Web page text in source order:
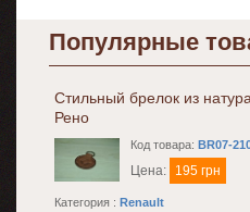
Популярные
Стильный брелок из
Рено
Код товара: BR07-
Цена: 195 грн
Категория : Renault